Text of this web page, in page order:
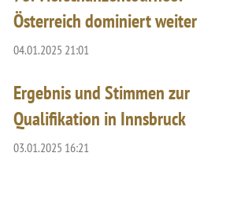
Österreich dominiert weiter
04.01.2025 21:01
Ergebnis und Stimmen zur
Qualifikation in Innsbruck
03.01.2025 16:21